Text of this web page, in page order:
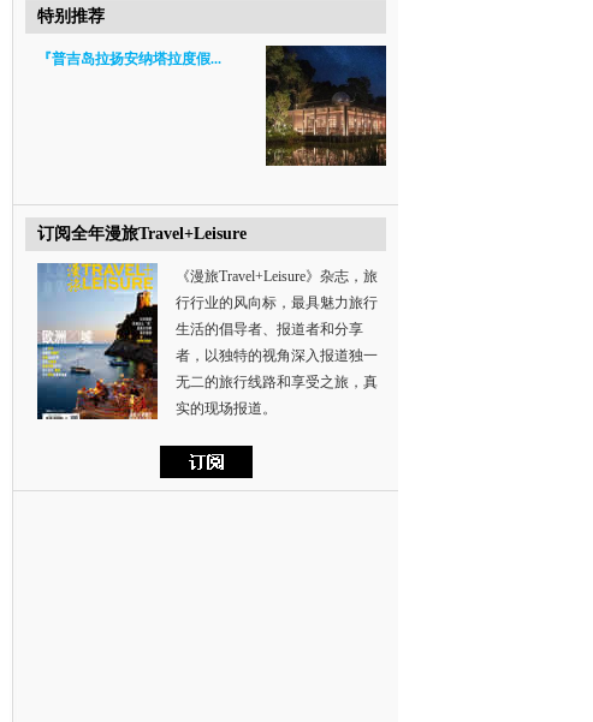
特别推荐
『普吉岛拉扬安纳塔拉度假...
订阅全年漫旅Travel+Leisure
《漫旅Travel+Leisure》杂志，旅
行行业的风向标，最具魅力旅行
生活的倡导者、报道者和分享
者，以独特的视角深入报道独一
无二的旅行线路和享受之旅，真
实的现场报道。